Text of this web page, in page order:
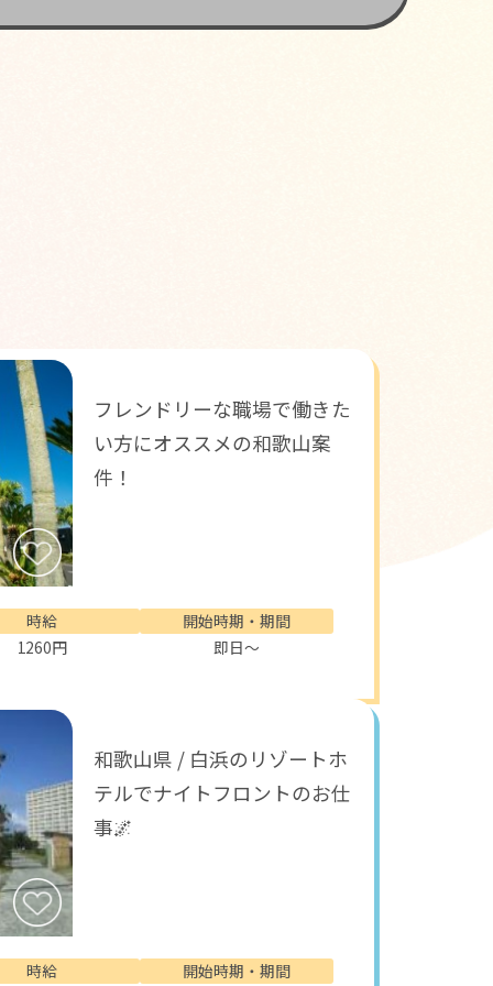
フレンドリーな職場で働きた
い方にオススメの和歌山案
件！
時給
1260円
開始時期・期間
即日～
和歌山県 / 白浜のリゾートホ
テルでナイトフロントのお仕
事🌌
時給
開始時期・期間